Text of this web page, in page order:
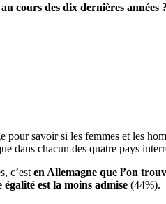
cours des dix dernières années ?
pour savoir si les femmes et les
dans chacun des quatre pays
c’est en Allemagne que l’on
égalité est la moins admise (44%).